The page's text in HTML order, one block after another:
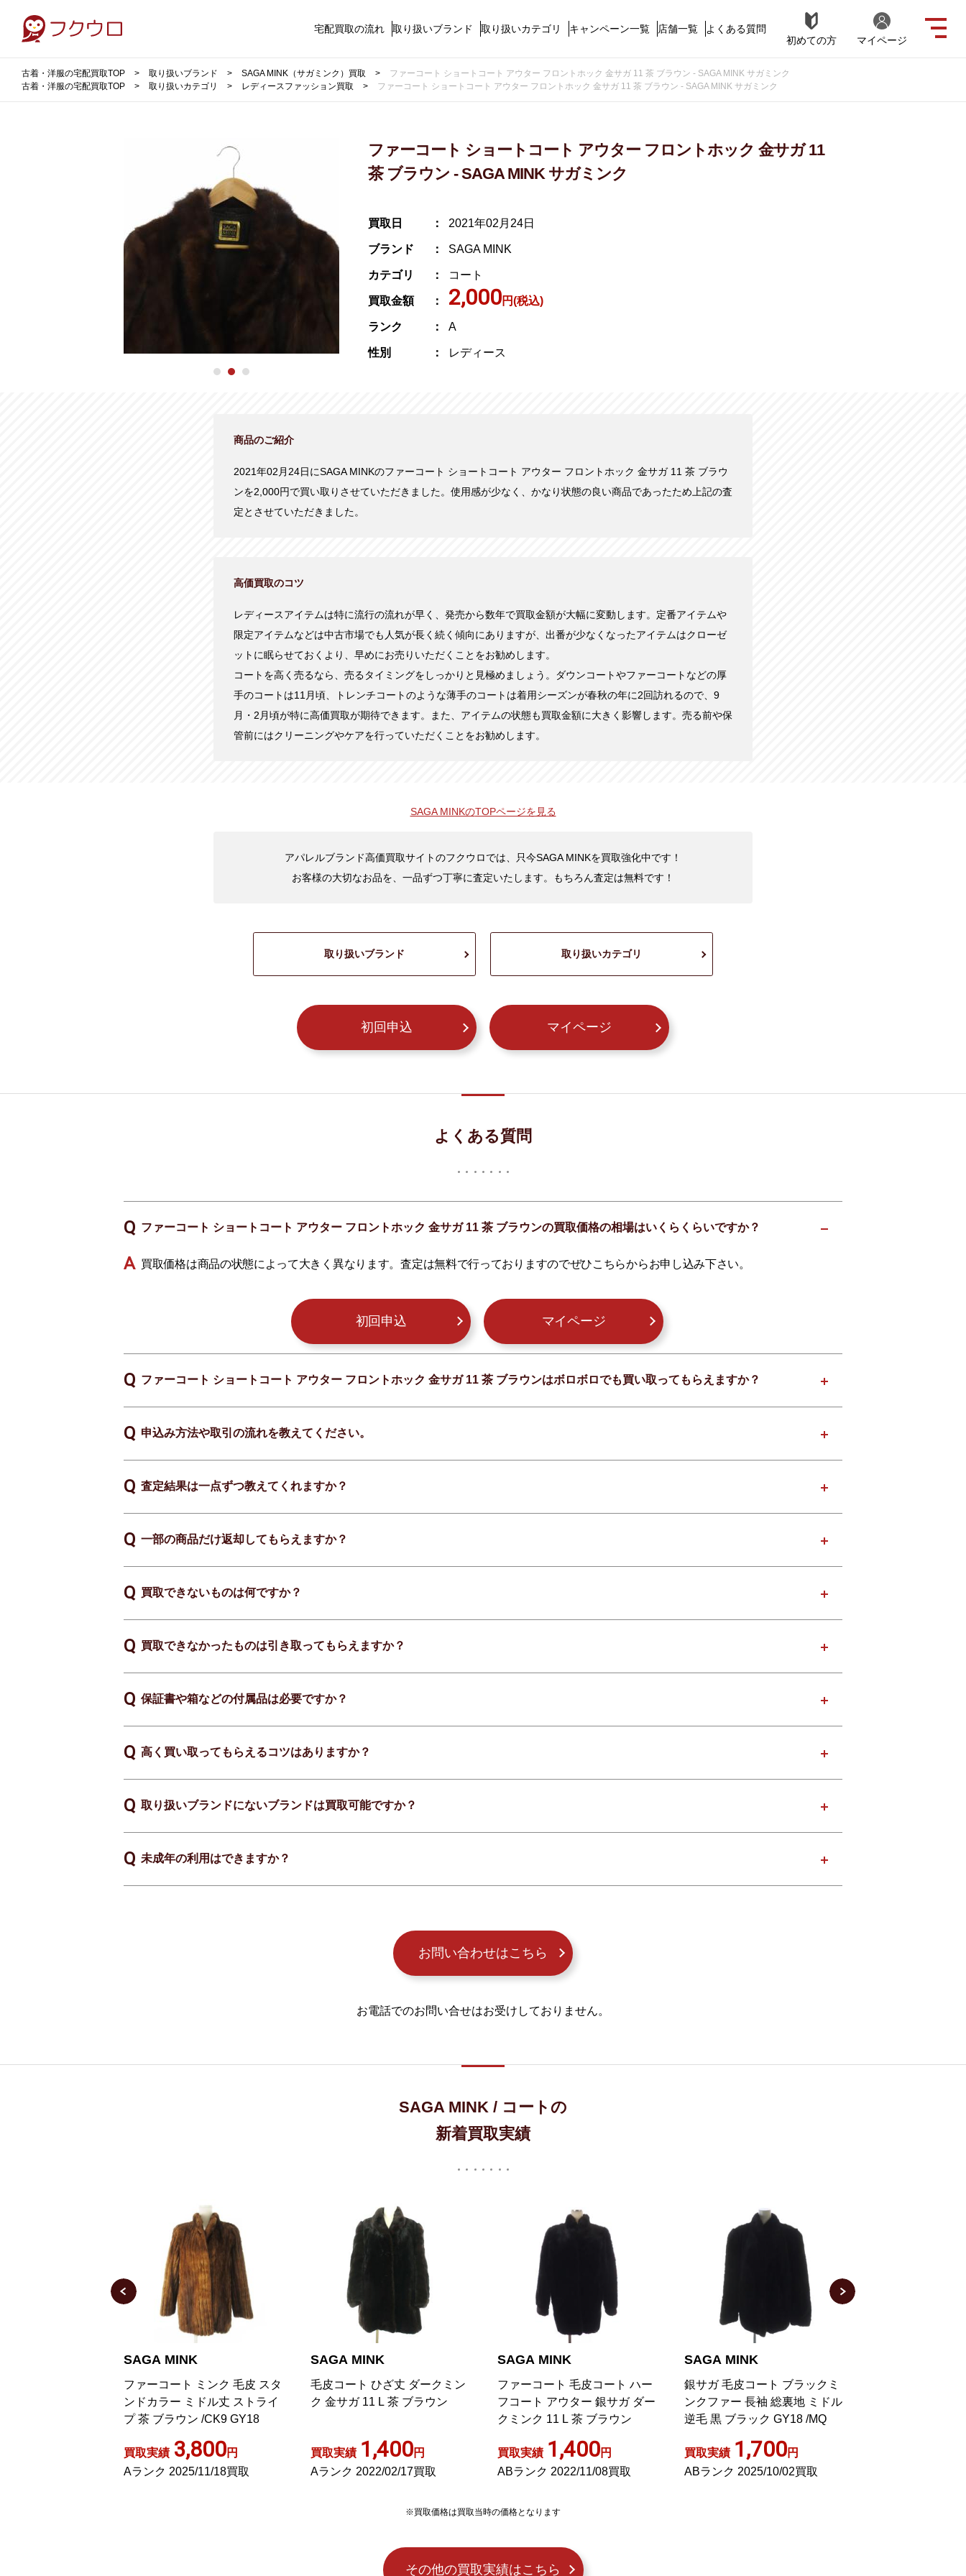
宅配買取の流れ 取り扱いブランド 取り扱いカテゴリ キャンペーン一覧 店舗一覧
よくある質問
初めての方
マイページ
古着・洋服の宅配買取TOP 取り扱いブランド SAGA MINK（サガミンク）買取
ファーコート ショートコート アウター フロントホック 金サガ 11 茶 ブラウン - SAGA MINK サガミンク
古着・洋服の宅配買取TOP
取り扱いカテゴリ レディースファッション買取 ファーコート ショートコート アウター フロントホック 金サガ 11 茶 ブラウン - SAGA MINK サガミンク
ファーコート ショートコート アウター フロントホック 金サガ 11
茶 ブラウン - SAGA MINK サガミンク
買取日 2021年02月24日
ブランド SAGA MINK
カテゴリ コート
買取金額 2,000円(税込)
ランク A
性別 レディース
商品のご紹介
2021年02月24日にSAGA MINKのファーコート ショートコート アウター フロントホック 金サガ 11 茶 ブラウ
ンを2,000円で買い取りさせていただきました。使用感が少なく、かなり状態の良い商品であったため上記の査
定とさせていただきました。
高価買取のコツ
レディースアイテムは特に流行の流れが早く、発売から数年で買取金額が大幅に変動します。定番アイテムや
限定アイテムなどは中古市場でも人気が長く続く傾向にありますが、出番が少なくなったアイテムはクローゼ
ットに眠らせておくより、早めにお売りいただくことをお勧めします。
コートを高く売るなら、売るタイミングをしっかりと見極めましょう。ダウンコートやファーコートなどの厚
手のコートは11月頃、トレンチコートのような薄手のコートは着用シーズンが春秋の年に2回訪れるので、9
月・2月頃が特に高価買取が期待できます。また、アイテムの状態も買取金額に大きく影響します。売る前や保
管前にはクリーニングやケアを行っていただくことをお勧めします。
SAGA MINKのTOPページを見る
アパレルブランド高価買取サイトのフクウロでは、只今SAGA MINKを買取強化中です！
お客様の大切なお品を、一品ずつ丁寧に査定いたします。もちろん査定は無料です！
取り扱いブランド 取り扱いカテゴリ
初回申込 マイページ
よくある質問
ファーコート ショートコート アウター フロントホック 金サガ 11 茶 ブラウンの買取価格の相場はいくらくらいですか？
買取価格は商品の状態によって大きく異なります。査定は無料で行っておりますのでぜひこちらからお申し込み下さい。
初回申込 マイページ
ファーコート ショートコート アウター フロントホック 金サガ 11 茶 ブラウンはボロボロでも買い取ってもらえますか？
申込み方法や取引の流れを教えてください。
査定結果は一点ずつ教えてくれますか？
一部の商品だけ返却してもらえますか？
買取できないものは何ですか？
買取できなかったものは引き取ってもらえますか？
保証書や箱などの付属品は必要ですか？
高く買い取ってもらえるコツはありますか？
取り扱いブランドにないブランドは買取可能ですか？
未成年の利用はできますか？
お問い合わせはこちら
お電話でのお問い合せはお受けしておりません。
SAGA MINK / コートの
新着買取実績
SAGA MINK
ファーコート ミンク 毛皮 スタ
ンドカラー ミドル丈 ストライ
プ 茶 ブラウン /CK9 GY18
買取実績 3,800円
Aランク 2025/11/18買取
SAGA MINK
毛皮コート ひざ丈 ダークミン
ク 金サガ 11 L 茶 ブラウン
買取実績 1,400円
Aランク 2022/02/17買取
SAGA MINK
ファーコート 毛皮コート ハー
フコート アウター 銀サガ ダー
クミンク 11 L 茶 ブラウン
買取実績 1,400円
ABランク 2022/11/08買取
SAGA MINK
銀サガ 毛皮コート ブラックミ
ンクファー 長袖 総裏地 ミドル
逆毛 黒 ブラック GY18 /MQ
買取実績 1,700円
ABランク 2025/10/02買取
※買取価格は買取当時の価格となります
その他の買取実績はこちら